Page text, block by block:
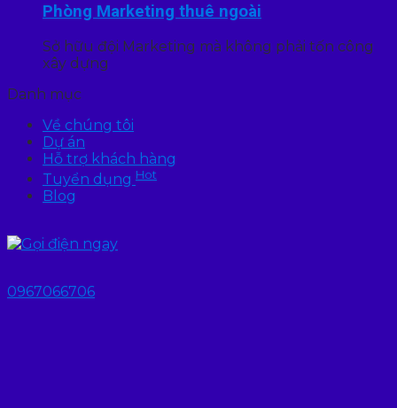
Phòng Marketing thuê ngoài
Sở hữu đội Marketing mà không phải tốn công
xây dựng
Danh mục
Về chúng tôi
Dự án
Hỗ trợ khách hàng
Tuyển dụng Hot
Blog
0967066706